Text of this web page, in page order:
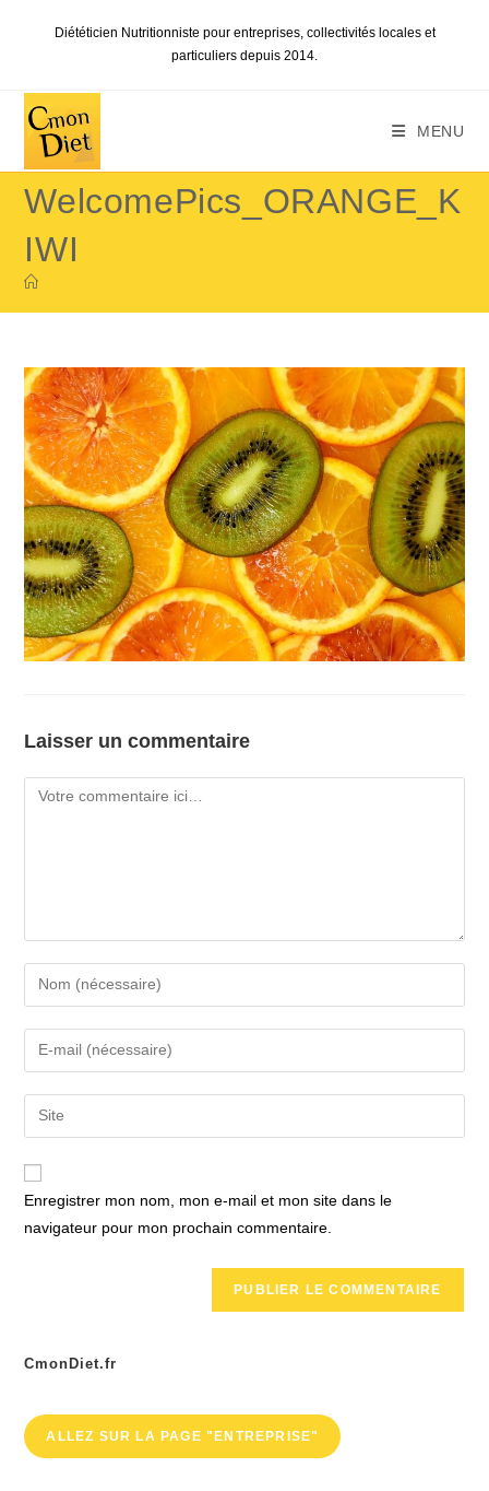
Diététicien Nutritionniste pour entreprises, collectivités locales et
particuliers depuis 2014.
MENU
WelcomePics_ORANGE_K
IWI
Laisser un commentaire
Comment
Enter
your
name
comment
Enter
your
email
address
comment
Saisir
l’URL
de
Enregistrer mon nom, mon e-mail et mon site dans le
navigateur pour mon prochain commentaire.
CmonDiet.fr
ALLEZ SUR LA PAGE "ENTREPRISE"